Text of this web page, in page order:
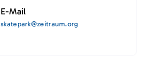
E-Mail
skatepark@zeitraum.org